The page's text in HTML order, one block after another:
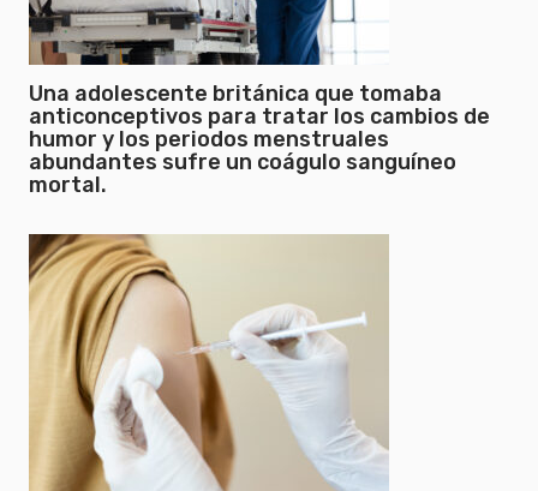
Una adolescente británica que tomaba
anticonceptivos para tratar los cambios de
humor y los periodos menstruales
abundantes sufre un coágulo sanguíneo
mortal.